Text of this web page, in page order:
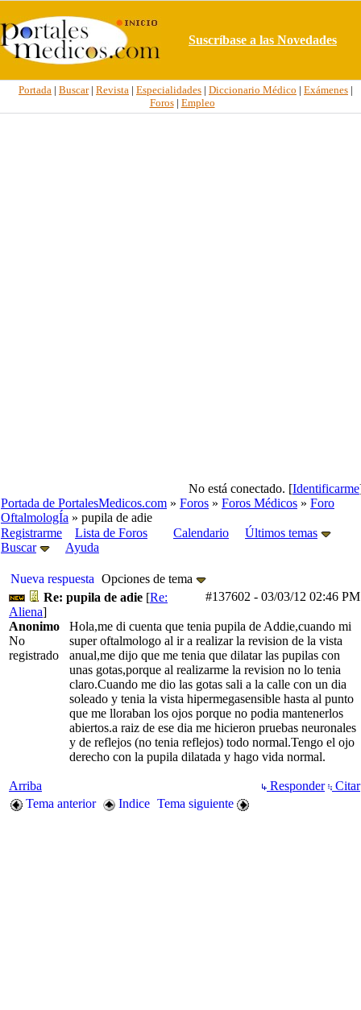
Suscríbase a las Novedades
Portada | Buscar| Revista | Especialidades | Diccionario Médico | Exámenes |
Foros| Empleo
No está conectado. [Identificarme
Portada de PortalesMedicos.com » Foros » Foros Médicos » Foro
OftalmologÍa » pupila de adie
Registrarme
Lista de Foros Calendario
Últimos temas
Buscar
Ayuda
Nueva respuesta Opciones de tema
#137602 - 03/03/12 02:46 PM
Re: pupila de adie [Re:
Aliena]
Anonimo
No
registrado
Hola,me di cuenta que tenia pupila de Addie,cuando mi
super oftalmologo al ir a realizar la revision de la vista
anual,me dijo que me tenia que dilatar las pupilas con
unas gotas,porque al realizarme la revision no lo tenia
claro.Cuando me dio las gotas sali a la calle con un dia
soleado y tenia la vista hipermegasensible hasta al punto
que me lloraban los ojos porque no podia mantenerlos
abiertos.a raiz de ese dia me hicieron pruebas neuronales
y de reflejos (no tenia reflejos) todo normal.Tengo el ojo
derecho con la pupila dilatada y hago vida normal.
Arriba Responder
Citar
Tema anterior
Indice Tema siguiente